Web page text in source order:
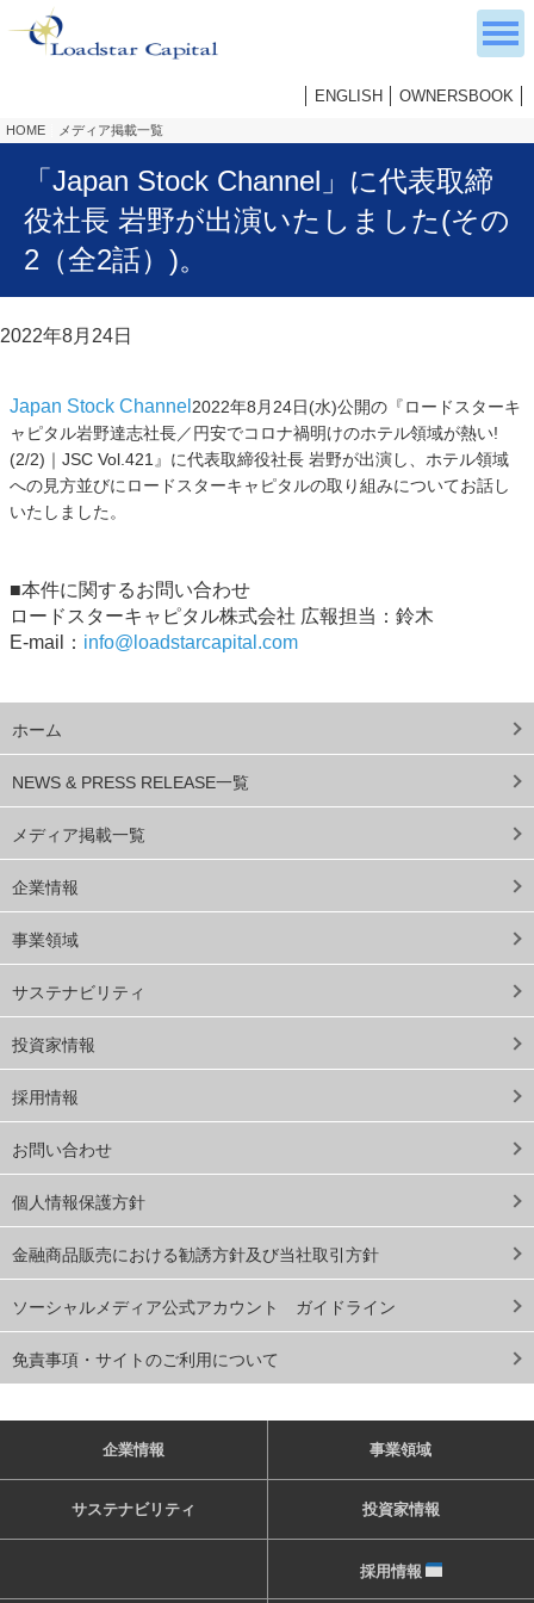
ENGLISH OWNERSBOOK
HOME メディア掲載一覧
ホーム
NEWS & PRESS RELEASE一覧
メディア掲載一覧
企業情報
事業領域
サステナビリティ
投資家情報
採用情報
お問い合わせ
個人情報保護方針
金融商品販売における勧誘方針及び当社取引方針
ソーシャルメディア公式アカウント ガイドライン
免責事項・サイトのご利用について
「Japan Stock Channel」に代表取締
役社長 岩野が出演いたしました(その
2（全2話）)。
2022年8月24日
Japan Stock Channel 2022年8月24日(水)公開の『ロードスターキ
ャピタル岩野達志社長／円安でコロナ禍明けのホテル領域が熱い!
(2/2)｜JSC Vol.421』に代表取締役社長 岩野が出演し、ホテル領域
への見方並びにロードスターキャピタルの取り組みについてお話し
いたしました。
■本件に関するお問い合わせ
ロードスターキャピタル株式会社 広報担当：鈴木
E-mail： info@loadstarcapital.com
企業情報 事業領域
サステナビリティ 投資家情報
採用情報